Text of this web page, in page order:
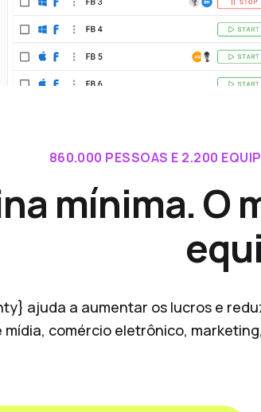
860.000 PESSOAS E 2.200
mínima. O
ajuda a aumentar os lucros e
mídia, comércio eletrônico,